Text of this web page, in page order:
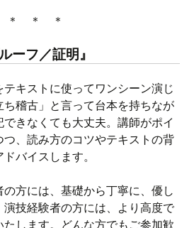
＊ ＊ ＊
ーフ／証明』
テキストに使ってワンシーン演じ
稽古」と言って台本を持ちなが
きなくても大丈夫。講師がポイ
つ、読み方のコツやテキストの背
バイスします。
方には、基礎から丁寧に、優し
演技経験者の方には、より高度で
します。どんな方でもご参加歓